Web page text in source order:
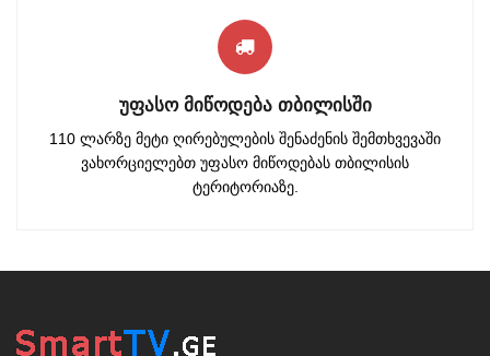
ᲣᲤᲐᲡᲝ ᲛᲘᲬᲝᲓᲔᲑᲐ ᲗᲑᲘᲚᲘᲡᲨᲘ
110 ლარზე მეტი ღირებულების შენაძენის შემთხვევაში
ვახორციელებთ უფასო მიწოდებას თბილისის
ტერიტორიაზე.